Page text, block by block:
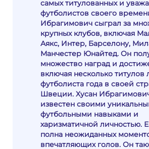
самых титулованных и
футболистов своего
Ибрагимович сыграл за
крупных клубов, включая
Аякс, Интер, Барселону,
Манчестер Юнайтед. Он
множество наград и
включая несколько титулов
футболиста года в своей
Швеции. Хусан
известен своими
футбольными навыками и
харизматичной личностью.
полна неожиданных
впечатляющих голов. Он